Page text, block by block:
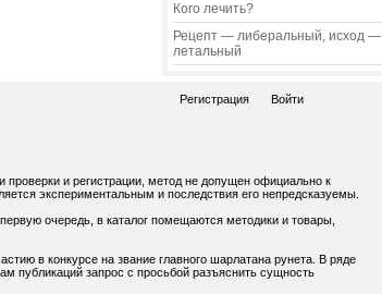
Кого лечить?
Рецепт — либеральный, исход —
летальный
Регистрация Войти
и регистрации, метод не допущен официально к
экспериментальным и последствия его непредсказуемы.
очередь, в каталог помещаются методики и товары,
в конкурсе на звание главного шарлатана рунета. В ряде
публикаций запрос с просьбой разъяснить сущность